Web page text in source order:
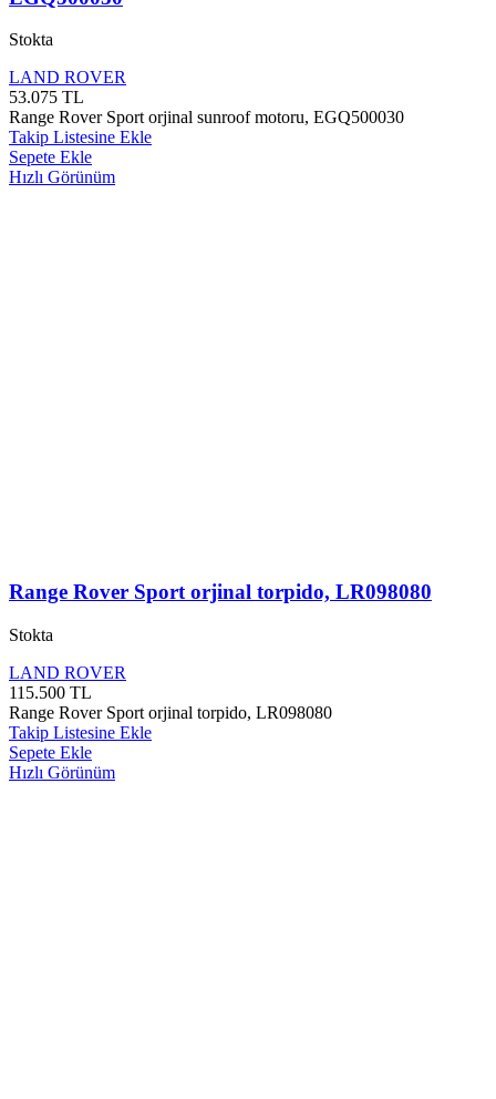
Stokta
LAND ROVER
53.075 TL
Range Rover Sport orjinal sunroof motoru, EGQ500030
Takip Listesine Ekle
Sepete Ekle
Hızlı Görünüm
Range Rover Sport orjinal torpido, LR098080
Stokta
LAND ROVER
115.500 TL
Range Rover Sport orjinal torpido, LR098080
Takip Listesine Ekle
Sepete Ekle
Hızlı Görünüm